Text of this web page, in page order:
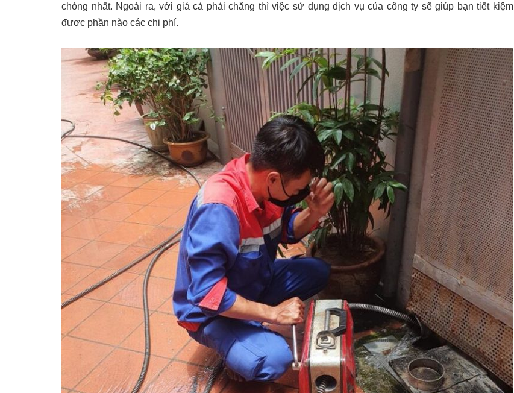
chóng nhất. Ngoài ra, với giá cả phải chăng thì việc sử dụng dịch vụ của công ty sẽ giúp bạn tiết kiệm
được phần nào các chi phí.